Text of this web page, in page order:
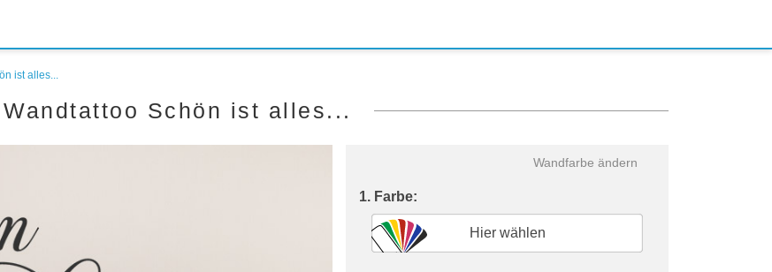
ist alles...
Wandtattoo Schön ist alles...
Wandfarbe ändern
1. Farbe:
Hier wählen